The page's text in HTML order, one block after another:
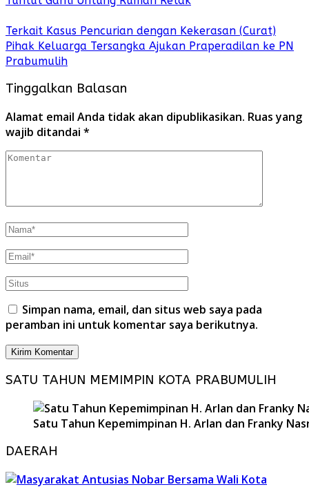
Terkait Kasus Pencurian dengan Kekerasan (Curat)
Pihak Keluarga Tersangka Ajukan Praperadilan ke PN
Prabumulih
Tinggalkan Balasan
Alamat email Anda tidak akan dipublikasikan. Ruas yang
wajib ditandai *
Simpan nama, email, dan situs web saya pada
peramban ini untuk komentar saya berikutnya.
SATU TAHUN MEMIMPIN KOTA PRABUMULIH
Satu Tahun Kepemimpinan H. Arlan dan Franky
DAERAH